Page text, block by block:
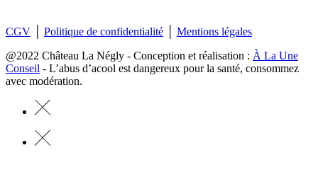
CGV Politique de confidentialité
Mentions légales
@2022 Château La Négly - Conception et réalisation : À La Une
Conseil - L’abus d’acool est dangereux pour la santé, consommez
avec modération.